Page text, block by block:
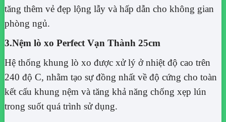
tăng thêm vẻ đẹp lộng lẫy và hấp dẫn cho không gian
phòng ngủ.
3.Nệm lò xo Perfect Vạn Thành 25cm
Hệ thống khung lò xo được xử lý ở nhiệt độ cao trên
240 độ C, nhằm tạo sự đồng nhất về độ cứng cho toàn
kết cấu khung nệm và tăng khả năng chống xẹp lún
trong suốt quá trình sử dụng.